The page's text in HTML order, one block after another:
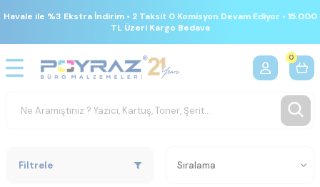
Havale ile %3 Ekstra İndirim • 2 Taksit 0 Komisyon Devam Ediyor • 15.000
TL Üzeri Kargo Bedava
0
Filtrele